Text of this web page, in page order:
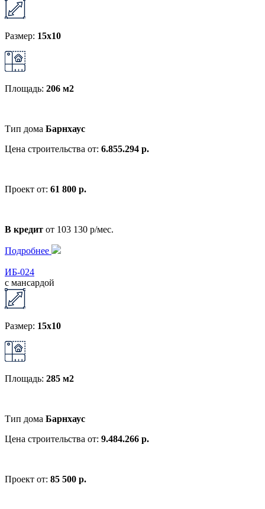
Размер: 15x10
Площадь: 206 м2
Тип дома Барнхаус
Цена строительства от: 6.855.294 р.
Проект от: 61 800 р.
В кредит от 103 130 р/мес.
Подробнее
ИБ-024
с мансардой
Размер: 15x10
Площадь: 285 м2
Тип дома Барнхаус
Цена строительства от: 9.484.266 р.
Проект от: 85 500 р.